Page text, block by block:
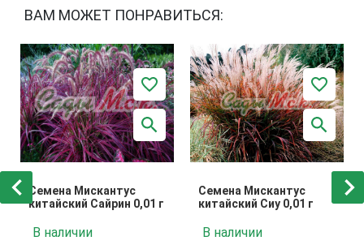
ВАМ МОЖЕТ ПОНРАВИТЬСЯ:
Семена Мискантус
китайский Сайрин 0,01 г
В наличии
Семена Мискантус
китайский Сиу 0,01 г
В наличии